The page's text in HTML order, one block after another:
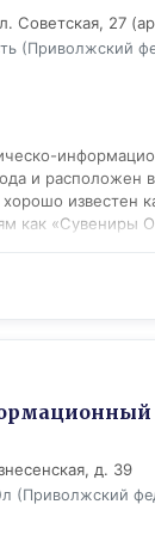
где вкусно
Советская, 27
(Приволжский
и расположен
известен
как «Сувениры
сувенирных
на основные
что нужно
Сама арка,
излюбленным
горожан –
представлен
схема
д. 39
(Приволжский